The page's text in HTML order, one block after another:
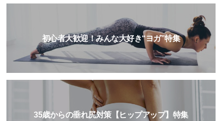
初心者大歓迎！みんな大好き“ヨガ”特集
35歳からの垂れ尻対策【ヒップアップ】特集